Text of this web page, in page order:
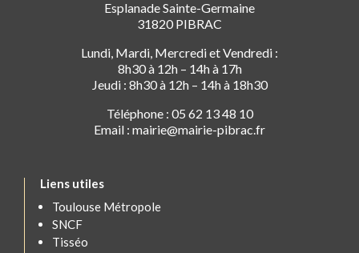
Esplanade Sainte-Germaine
31820 PIBRAC
Lundi, Mardi, Mercredi et Vendredi :
8h30 à 12h – 14h à 17h
Jeudi : 8h30 à 12h – 14h à 18h30
Téléphone : 05 62 13 48 10
Email : mairie@mairie-pibrac.fr
Liens utiles
Toulouse Métropole
SNCF
Tisséo